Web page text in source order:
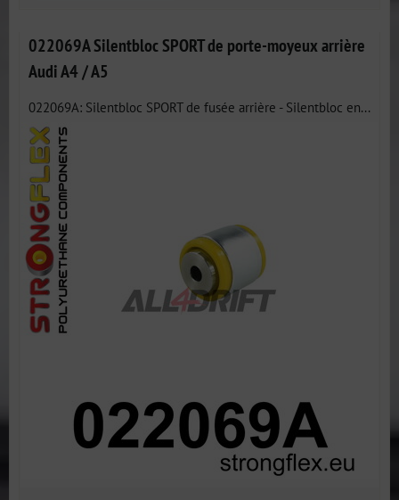
022069A Silentbloc SPORT de porte-moyeux arrière
Audi A4 / A5
022069A: Silentbloc SPORT de fusée arrière - Silentbloc en...